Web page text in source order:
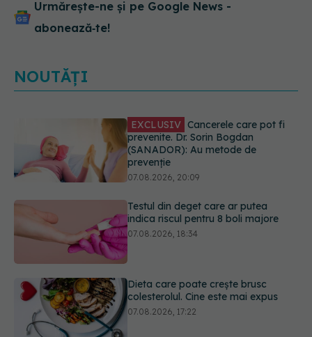
Urmărește-ne și pe Google News -
abonează‑te!
NOUTĂȚI
Testul din deget care ar putea
indica riscul pentru 8 boli majore
07.08.2026, 18:34
Dieta care poate crește brusc
colesterolul. Cine este mai expus
07.08.2026, 17:22
PNRR: 174 de milioane de lei pentru
sănătate într-o singură săptămână.
Ce spitale primesc bani